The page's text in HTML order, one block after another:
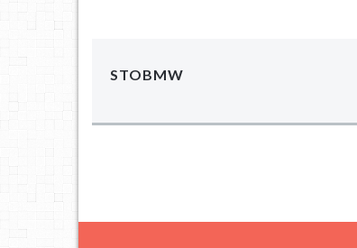
STOBMW